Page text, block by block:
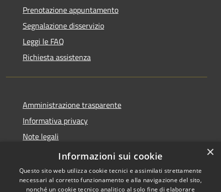
Prenotazione appuntamento
Segnalazione disservizio
Leggi le FAQ
Richiesta assistenza
Amministrazione trasparente
Informativa privacy
Note legali
Dichiarazione di accessibilità
×
Informazioni sui cookie
Questo sito web utilizza cookie tecnici e assimilati strettamente
necessari al corretto funzionamento e alla navigazione del sito,
nonché un cookie tecnico analitico al solo fine di elaborare